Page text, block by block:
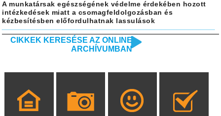
A munkatársak egészségének védelme érdekében hozott
intézkedések miatt a csomagfeldolgozásban és
kézbesítésben előfordulhatnak lassulások
CIKKEK KERESÉSE AZ ONLINE
ARCHÍVUMBAN